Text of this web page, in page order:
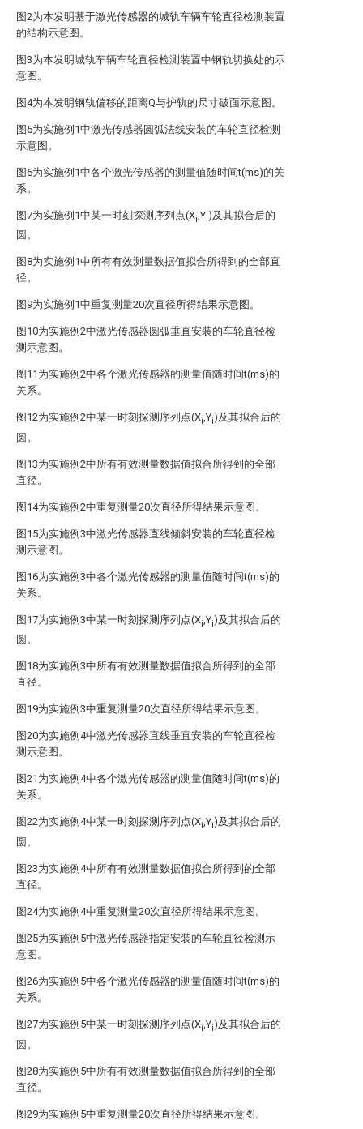
图2为本发明基于激光传感器的城轨车辆车轮直径检测装置
的结构示意图。
图3为本发明城轨车辆车轮直径检测装置中钢轨切换处的示
意图。
图4为本发明钢轨偏移的距离Q与护轨的尺寸破面示意图。
图5为实施例1中激光传感器圆弧法线安装的车轮直径检测
示意图。
图6为实施例1中各个激光传感器的测量值随时间t(ms)的关
系。
图7为实施例1中某一时刻探测序列点(Xi ,Yi)及其拟合后的
圆。
图8为实施例1中所有有效测量数据值拟合所得到的全部直
径。
图9为实施例1中重复测量20次直径所得结果示意图。
图10为实施例2中激光传感器圆弧垂直安装的车轮直径检
测示意图。
图11为实施例2中各个激光传感器的测量值随时间t(ms)的
关系。
图12为实施例2中某一时刻探测序列点(Xi,Yi)及其拟合后的
圆。
图13为实施例2中所有有效测量数据值拟合所得到的全部
直径。
图14为实施例2中重复测量20次直径所得结果示意图。
图15为实施例3中激光传感器直线倾斜安装的车轮直径检
测示意图。
图16为实施例3中各个激光传感器的测量值随时间t(ms)的
关系。
图17为实施例3中某一时刻探测序列点(Xi ,Yi)及其拟合后的
圆。
图18为实施例3中所有有效测量数据值拟合所得到的全部
直径。
图19为实施例3中重复测量20次直径所得结果示意图。
图20为实施例4中激光传感器直线垂直安装的车轮直径检
测示意图。
图21为实施例4中各个激光传感器的测量值随时间t(ms)的
关系。
图22为实施例4中某一时刻探测序列点(Xi,Yi)及其拟合后的
圆。
图23为实施例4中所有有效测量数据值拟合所得到的全部
直径。
图24为实施例4中重复测量20次直径所得结果示意图。
图25为实施例5中激光传感器指定安装的车轮直径检测示
意图。
图26为实施例5中各个激光传感器的测量值随时间t(ms)的
关系。
图27为实施例5中某一时刻探测序列点(Xi,Yi)及其拟合后的
圆。
图28为实施例5中所有有效测量数据值拟合所得到的全部
直径。
图29为实施例5中重复测量20次直径所得结果示意图。